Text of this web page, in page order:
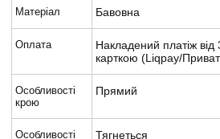
Матеріал Бавовна
Оплата
Накладений платіж
карткою (Liqpay/
Особливості
крою
Прямий
Особливості Тягнеться